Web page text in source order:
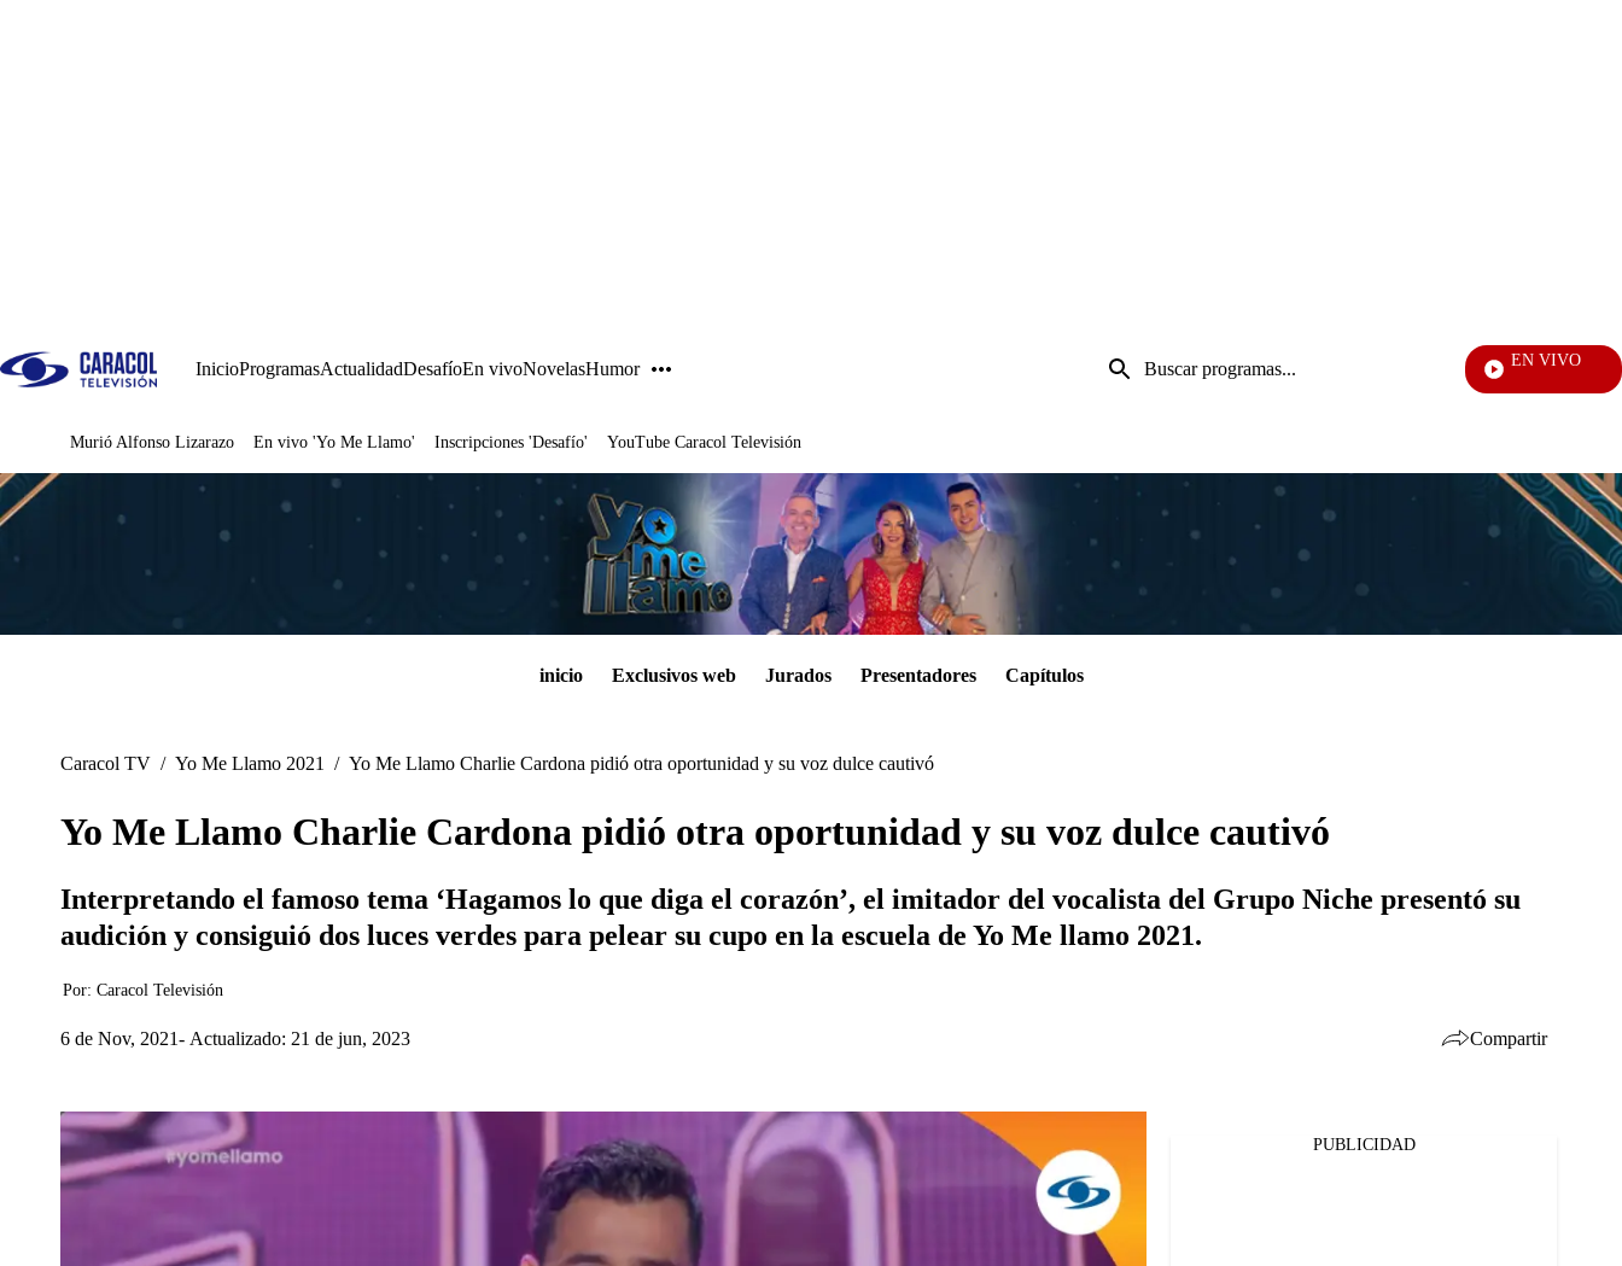
InicioProgramasActualidadDesafíoEn vivoNovelasHumor
Entrada
de
EN VIVO
Juegos
Murió Alfonso Lizarazo En vivo 'Yo Me Llamo' Inscripciones 'Desafío' YouTube Caracol Televisión
inicio Exclusivos web Jurados Presentadores Capítulos
Caracol TV / Yo Me Llamo 2021 / Yo Me Llamo Charlie Cardona pidió otra oportunidad y su voz dulce cautivó
Yo Me Llamo Charlie Cardona pidió otra oportunidad y su voz dulce cautivó
Interpretando el famoso tema ‘Hagamos lo que diga el corazón’, el imitador del vocalista del Grupo Niche presentó su
audición y consiguió dos luces verdes para pelear su cupo en la escuela de Yo Me llamo 2021.
Por: Caracol Televisión
6 de Nov, 2021 Actualizado: 21 de jun, 2023 Compartir
PUBLICIDAD